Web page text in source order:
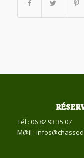
Tél : 06 82 93 35 07
M@il :